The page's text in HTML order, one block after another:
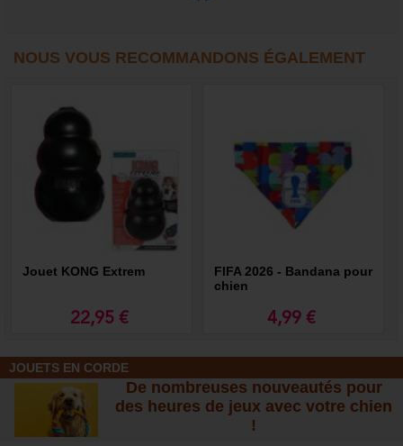
NOUS VOUS RECOMMANDONS ÉGALEMENT
Jouet KONG Extrem
22,95 €
FIFA 2026 - Bandana pour
chien
4,99 €
JOUETS EN CORDE
De nombreuses nouveautés pour
des heures de jeux avec votre chien
!